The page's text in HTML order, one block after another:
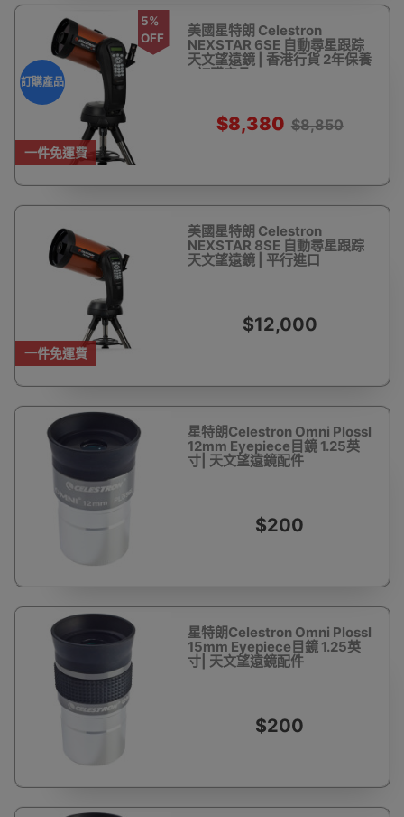
一件免運費
訂購產品
5%
OFF
美國星特朗 Celestron
NEXSTAR 6SE 自動尋星跟踪
天文望遠鏡 | 香港行貨 2年保養
- 訂購產品
$8,380 $8,850
一件免運費
美國星特朗 Celestron
NEXSTAR 8SE 自動尋星跟踪
天文望遠鏡 | 平行進口
$12,000
星特朗Celestron Omni Plossl
12mm Eyepiece目鏡 1.25英
寸| 天文望遠鏡配件
$200
星特朗Celestron Omni Plossl
15mm Eyepiece目鏡 1.25英
寸| 天文望遠鏡配件
$200